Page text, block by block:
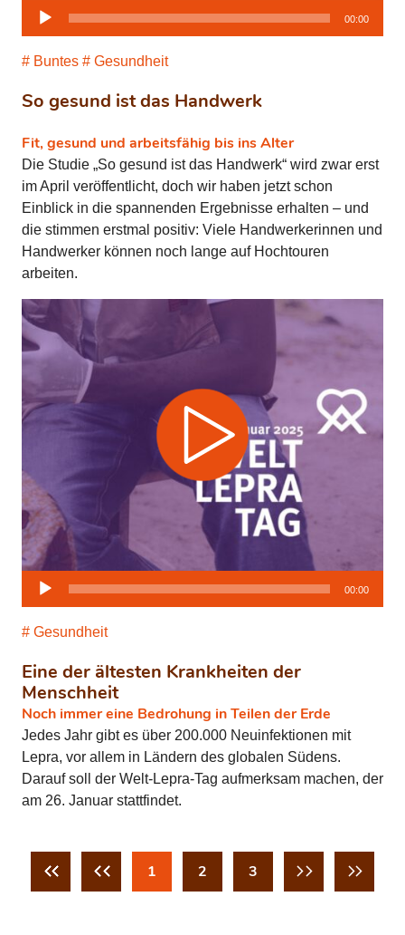
So gesund ist das Handwerk
Fit, gesund und arbeitsfähig bis ins Alter
Buntes Gesundheit
Audio-
00:00
Die Studie „So gesund ist das Handwerk“ wird zwar erst
im April veröffentlicht, doch wir haben jetzt schon
Einblick in die spannenden Ergebnisse erhalten – und
die stimmen erstmal positiv: Viele Handwerkerinnen und
Handwerker können noch lange auf Hochtouren
arbeiten.
Eine der ältesten Krankheiten der
Menschheit
Noch immer eine Bedrohung in Teilen der Erde
Gesundheit
Audio-
00:00
Jedes Jahr gibt es über 200.000 Neuinfektionen mit
Lepra, vor allem in Ländern des globalen Südens.
Darauf soll der Welt-Lepra-Tag aufmerksam machen, der
am 26. Januar stattfindet.
1 2 3